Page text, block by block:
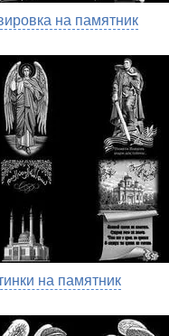
на памятник
на памятник